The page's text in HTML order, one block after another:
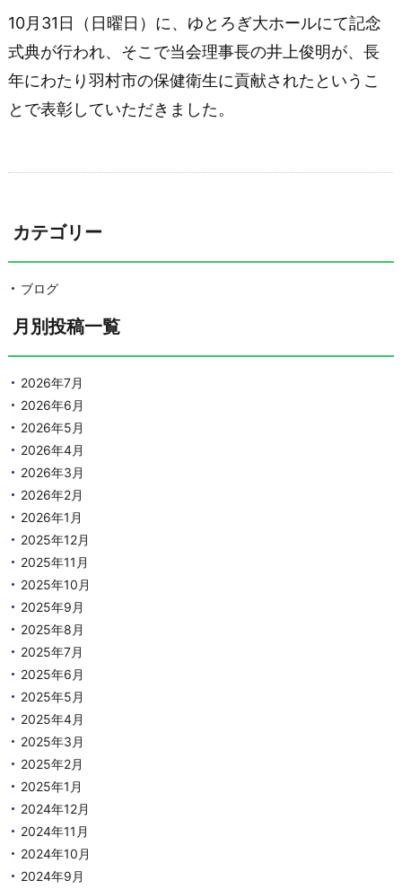
10月31日（日曜日）に、ゆとろぎ大ホールにて記念
式典が行われ、そこで当会理事長の井上俊明が、長
年にわたり羽村市の保健衛生に貢献されたというこ
とで表彰していただきました。
カテゴリー
ブログ
月別投稿一覧
2026年7月
2026年6月
2026年5月
2026年4月
2026年3月
2026年2月
2026年1月
2025年12月
2025年11月
2025年10月
2025年9月
2025年8月
2025年7月
2025年6月
2025年5月
2025年4月
2025年3月
2025年2月
2025年1月
2024年12月
2024年11月
2024年10月
2024年9月